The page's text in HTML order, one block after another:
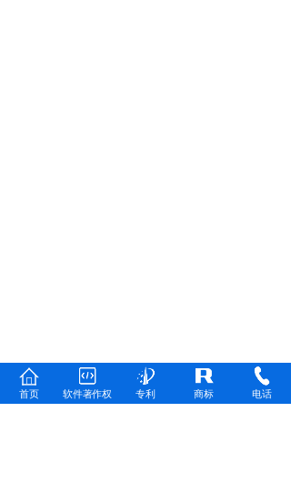
首页 软件著作权 专利 商标 电话